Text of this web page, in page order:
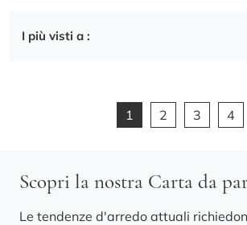
I più visti a :
1 2 3 4
Scopri la nostra Carta da
Le tendenze d'arredo attuali